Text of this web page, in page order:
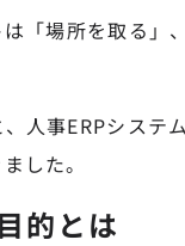
「場所を取る」
人事ERPシステ
した。
的とは